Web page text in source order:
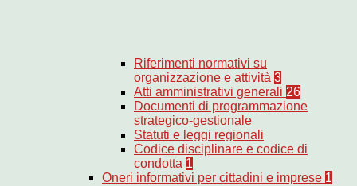
Riferimenti normativi su
organizzazione e attività 3
Atti amministrativi generali 26
Documenti di programmazione
strategico-gestionale
Statuti e leggi regionali
Codice disciplinare e codice di
condotta 1
Oneri informativi per cittadini e imprese 1